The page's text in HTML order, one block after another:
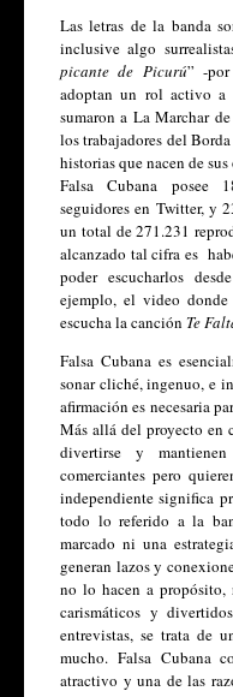
Las letras de la banda
inclusive algo
picante de Picurú” -
adoptan un rol activo a
sumaron a La Marchar
los trabajadores del
historias que nacen de
Falsa Cubana posee
seguidores en Twitter, y
un total de 271.231
alcanzado tal cifra es
poder escucharlos
ejemplo, el video
escucha la canción Te
Falsa Cubana es
sonar cliché, ingenuo, e
afirmación es necesaria
Más allá del proyecto en
divertirse y
comerciantes pero
independiente significa
todo lo referido a la
marcado ni una
generan lazos y
no lo hacen a propósito,
carismáticos y
entrevistas, se trata de
mucho. Falsa Cubana
atractivo y una de las